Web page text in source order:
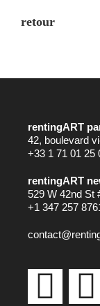
retour
rentingART
42, boulevard
+33 1 71 01 25
rentingART
529 W 42nd St
+1 347 257